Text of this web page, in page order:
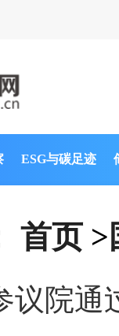
ESG与碳足迹
首页 >
议院通